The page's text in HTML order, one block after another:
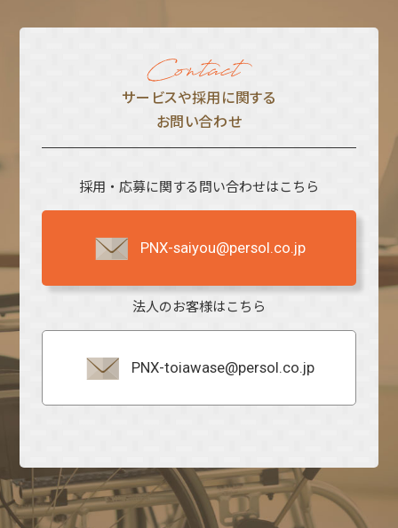
サービスや採⽤に関する
お問い合わせ
採用・応募に関する問い合わせはこちら
PNX-saiyou@persol.co.jp
法人のお客様はこちら
PNX-toiawase@persol.co.jp